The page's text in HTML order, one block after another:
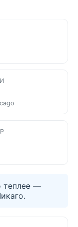
теплее —